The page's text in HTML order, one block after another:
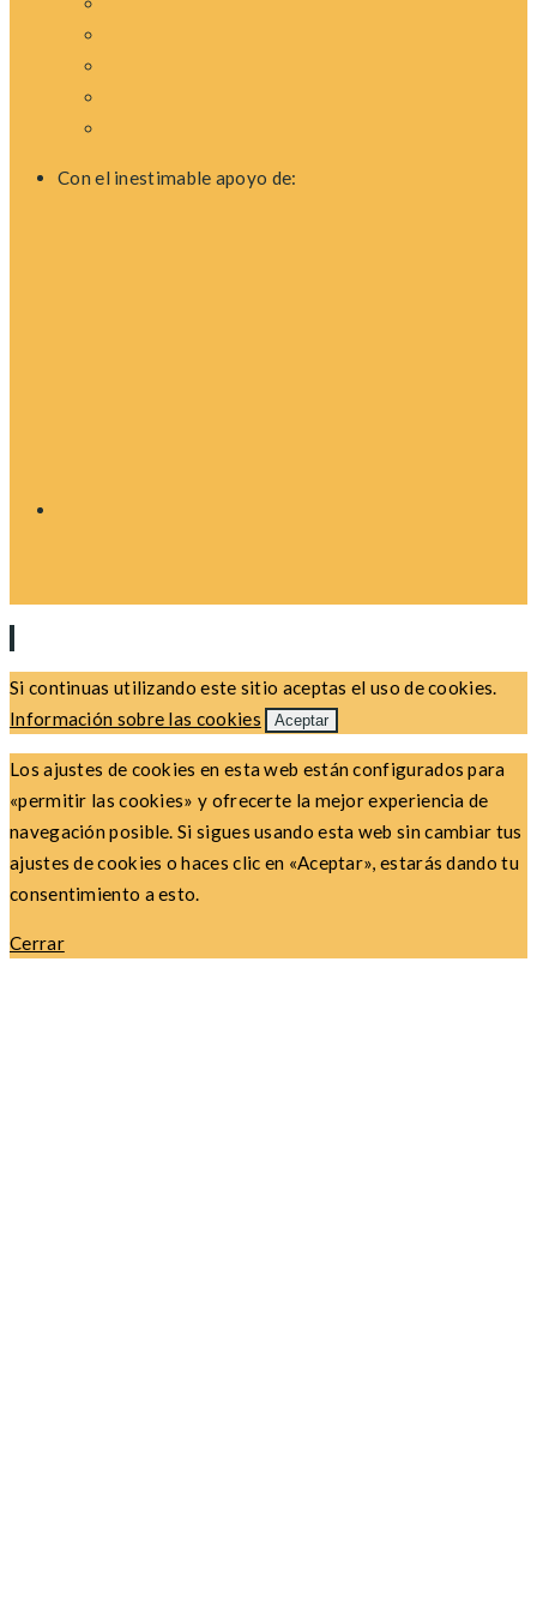
Con el inestimable apoyo de:
Si continuas utilizando este sitio aceptas el uso de cookies.
Información sobre las cookies
Aceptar
Los ajustes de cookies en esta web están configurados para
«permitir las cookies» y ofrecerte la mejor experiencia de
navegación posible. Si sigues usando esta web sin cambiar tus
ajustes de cookies o haces clic en «Aceptar», estarás dando tu
consentimiento a esto.
Cerrar